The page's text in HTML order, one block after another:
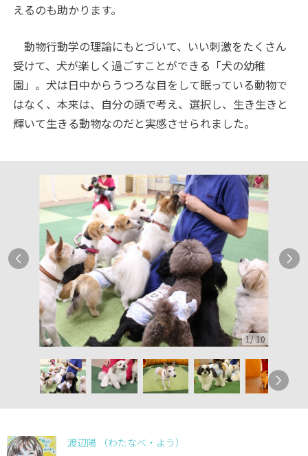
えるのも助かります。
動物行動学の理論にもとづいて、いい刺激をたくさん
受けて、犬が楽しく過ごすことができる「犬の幼稚
園」。犬は日中からうつろな目をして眠っている動物で
はなく、本来は、自分の頭で考え、選択し、生き生きと
輝いて生きる動物なのだと実感させられました。
1/10
渡辺陽 （わたなべ・よう）